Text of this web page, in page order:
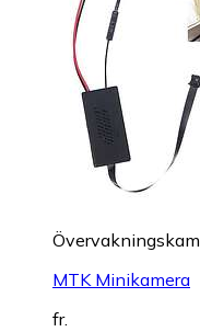
MTK Minikamera
fr.